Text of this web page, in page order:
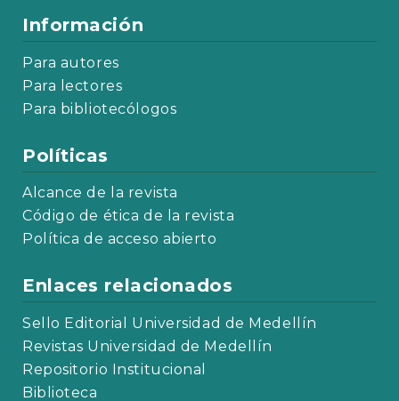
Información
Para autores
Para lectores
Para bibliotecólogos
Políticas
Alcance de la revista
Código de ética de la revista
Política de acceso abierto
Enlaces relacionados
Sello Editorial Universidad de Medellín
Revistas Universidad de Medellín
Repositorio Institucional
Biblioteca